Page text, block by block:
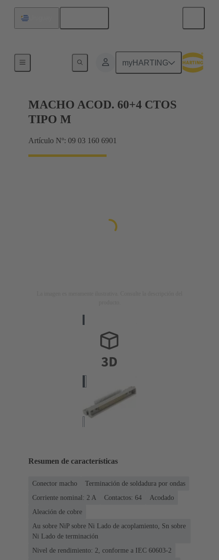
myHARTING
Terminación de placa madre a tarjeta hija
MACHO ACOD. 60+4 CTOS
TIPO M
Artículo Nº: 09 03 160 6901
Resumen de características
Conector macho
Terminación de soldadura por ondas
Corriente nominal: ‌2 A
Contactos: 64
Acodado
Aleación de cobre
Au sobre NiP sobre Ni Lado de acoplamiento, Sn sobre
Ni Lado de terminación
Nivel de rendimiento: 2, conforme a IEC 60603-2